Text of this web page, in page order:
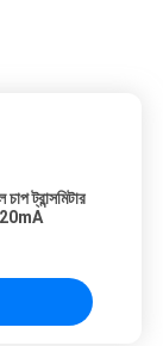
ট্রান্সমিটার
20mA